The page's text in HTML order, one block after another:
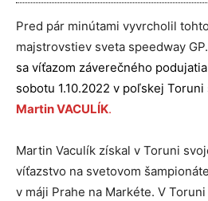
Pred pár minútami vyvrcholil
majstrovstiev sveta speedway GP.
sa víťazom záverečného
sobotu 1.10.2022 v poľskej
Martin VACULÍK.
Martin Vaculík získal v Toruni
víťazstvo na svetovom
v máji Prahe na Markéte. V